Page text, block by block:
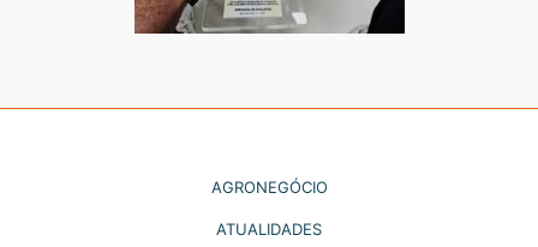
AGRONEGÓCIO
ATUALIDADES